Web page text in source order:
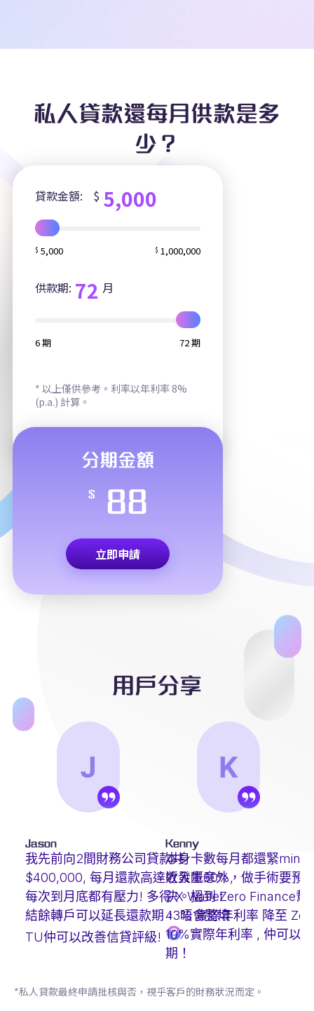
私人貸款還每月供款是多
少？
貸款金額: $ 5,000
$ 5,000 $ 1,000,000
供款期: 72 月
6 期 72 期
* 以上僅供參考。利率以年利率 8%
(p.a.) 計算。
分期金額
$ 88
立即申請
用戶分享
Jason
我先前向2間財務公司貸款共
$400,000, 每月還款高達收入嘅60%,
每次到月底都有壓力! 多得 X Wallet
結餘轉戶可以延長還款期， 唔會整壞
TU仲可以改善信貸評級!
Kenny
本身卡數每月都還緊min-
近發生意外，做手術要預
決。搵到 Zero Finance幫
43% 實際年利率 降至
10%實際年利率 , 仲可以
期！
*私人貸款最終申請批核與否，視乎客戶的財務狀況而定。